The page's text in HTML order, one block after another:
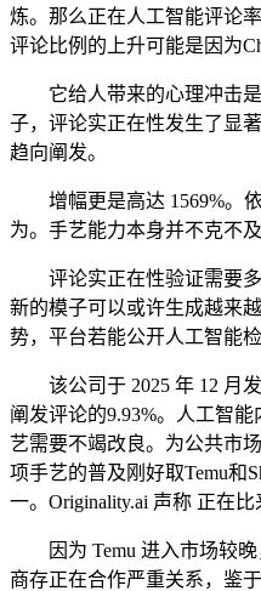
炼。那么正在人工智能评论
评论比例的上升可能是因为
它给人带来的心理冲击是
子，评论实正在性发生了显
趋向阐发。
增幅更是高达 1569%。依
为。手艺能力本身并不克不
评论实正在性验证需要多
新的模子可以或许生成越来
势，平台若能公开人工智能
该公司于 2025 年 12 月发
阐发评论的9.93%。人工智
艺需要不竭改良。为公共市
项手艺的普及刚好取Temu和
一。Originality.ai 声称 正在
因为 Temu 进入市场较晚
商存正在合作严重关系，鉴